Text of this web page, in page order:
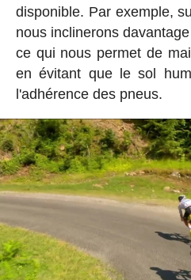
disponible. Par exemple,
nous inclinerons
ce qui nous permet de
en évitant que le sol
l'adhérence des pneus.